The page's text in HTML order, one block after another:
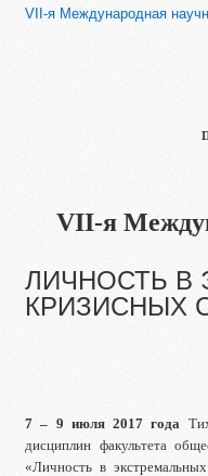
VII-я Международная
VII-я
ЛИЧНОСТЬ В
КРИЗИСНЫХ
7 – 9 июля 2017 года
дисциплин факультета
«Личность в